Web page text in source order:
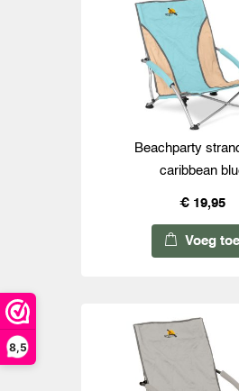
8,5
Beachparty
caribbean
€ 19,95
Voeg toe